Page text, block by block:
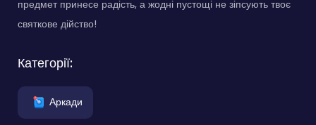
предмет принесе радість, а жодні пустощі не зіпсують твоє
святкове дійство!
Категорії:
Аркади